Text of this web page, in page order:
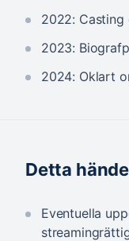
2022: Casting
2023:
2024: Oklart
Detta
Eventuella